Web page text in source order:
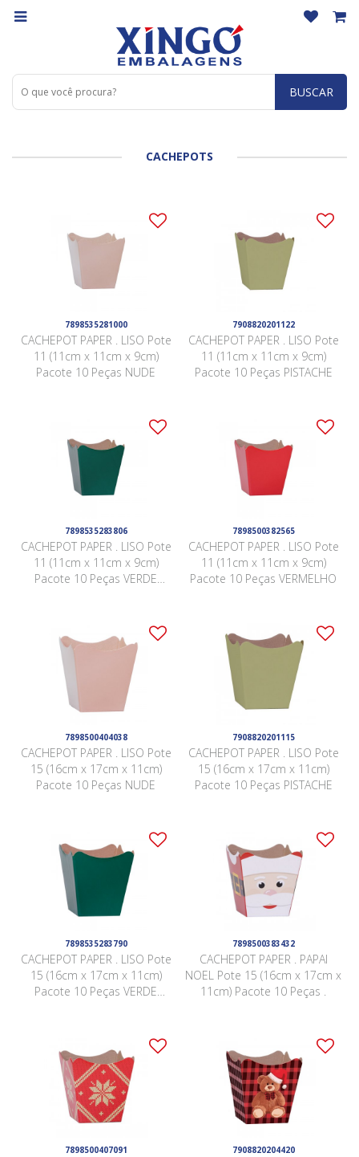
BUSCAR
CACHEPOTS
7898535281000
CACHEPOT PAPER . LISO Pote
11 (11cm x 11cm x 9cm)
Pacote 10 Peças NUDE
7908820201122
CACHEPOT PAPER . LISO Pote
11 (11cm x 11cm x 9cm)
Pacote 10 Peças PISTACHE
7898535283806
CACHEPOT PAPER . LISO Pote
11 (11cm x 11cm x 9cm)
Pacote 10 Peças VERDE
7898500382565
CACHEPOT PAPER . LISO Pote
11 (11cm x 11cm x 9cm)
Pacote 10 Peças VERMELHO
7898500404038
CACHEPOT PAPER . LISO Pote
15 (16cm x 17cm x 11cm)
Pacote 10 Peças NUDE
7908820201115
CACHEPOT PAPER . LISO Pote
15 (16cm x 17cm x 11cm)
Pacote 10 Peças PISTACHE
7898535283790
CACHEPOT PAPER . LISO Pote
15 (16cm x 17cm x 11cm)
Pacote 10 Peças VERDE
7898500383432
CACHEPOT PAPER . PAPAI
NOEL Pote 15 (16cm x 17cm x
11cm) Pacote 10 Peças .
7898500407091 7908820204420